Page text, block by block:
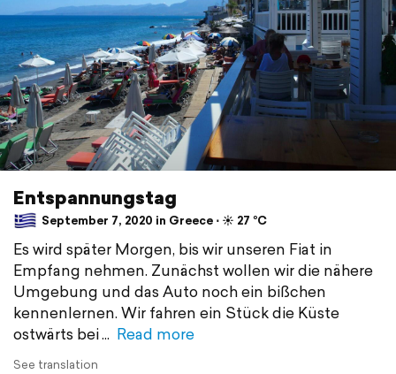
Entspannungstag
September 7, 2020 in Greece ⋅ ☀️ 27 °C
Es wird später Morgen, bis wir unseren Fiat in
Empfang nehmen. Zunächst wollen wir die nähere
Umgebung und das Auto noch ein bißchen
kennenlernen. Wir fahren ein Stück die Küste
ostwärts bei
Read more
See translation